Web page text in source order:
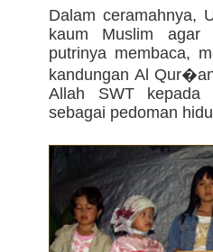
Dalam ceramahnya,
kaum Muslim agar
putrinya membaca,
kandungan Al
Allah SWT kepada
sebagai pedoman